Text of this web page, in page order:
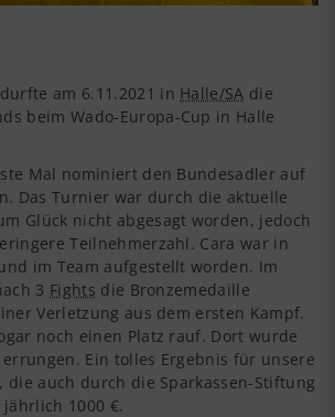
am 6.11.2021 in Halle/SA die
beim Wado-Europa-Cup in Halle
Mal nominiert den Bundesadler auf
Das Turnier war durch die aktuelle
Glück nicht abgesagt worden, jedoch
Teilnehmerzahl. Cara war in
im Team aufgestellt worden. Im
3 Fights die Bronzemedaille
Verletzung aus dem ersten Kampf.
noch einen Platz rauf. Dort wurde
Ein tolles Ergebnis für unsere
auch durch die Sparkassen-Stiftung
1000 €.